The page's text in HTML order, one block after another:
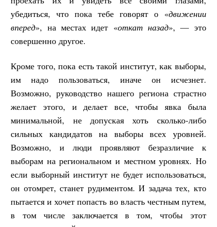
убедиться, что пока тебе говорят о «движении
вперед», на местах идет «откат назад», — это
совершенно другое.
Кроме того, пока есть такой институт, как выборы,
им надо пользоваться, иначе он исчезнет.
Возможно, руководство нашего региона страстно
желает этого, и делает все, чтобы явка была
минимальной, не допуская хоть сколько-либо
сильных кандидатов на выборы всех уровней.
Возможно, и люди проявляют безразличие к
выборам на региональном и местном уровнях. Но
если выборный институт не будет использоваться,
он отомрет, станет рудиментом. И задача тех, кто
пытается и хочет попасть во власть честным путем,
в том числе заключается в том, чтобы этот